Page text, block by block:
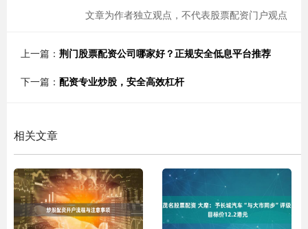
文章为作者独立观点，不代表股票配资门户观点
上一篇： 荆门股票配资公司哪家好？正规安全低息平台推荐
下一篇： 配资专业炒股，安全高效杠杆
相关文章